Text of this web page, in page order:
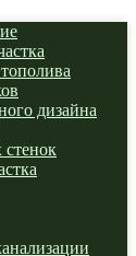
дизайна